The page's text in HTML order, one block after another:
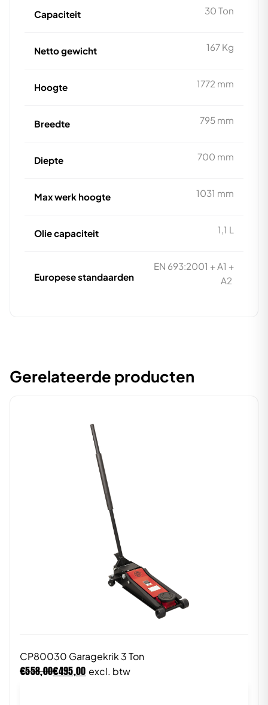
Capaciteit 30 Ton
Netto gewicht 167 Kg
Hoogte 1772 mm
Breedte 795 mm
Diepte 700 mm
Max werk hoogte 1031 mm
Olie capaciteit 1,1 L
Europese standaarden
EN 693:2001 + A1 +
A2
Gerelateerde producten
CP80030 Garagekrik 3 Ton
€558,00€495,00 excl. btw